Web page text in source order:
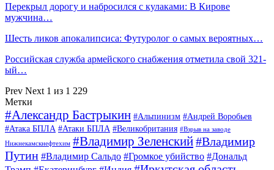
Перекрыл дорогу и набросился с кулаками: В Кирове
мужчина…
Шесть ликов апокалипсиса: Футуролог о самых вероятных…
Российская служба армейского снабжения отметила свой 321-
ый…
Prev Next 1 из 1 229
Метки
#Александр Бастрыкин #Альпинизм #Андрей Воробьев
#Атака БПЛА #Атаки БПЛА #Великобритания #Взрыв на заводе
Нижнекамскнефтехим #Владимир Зеленский#Владимир
Путин #Владимир Сальдо #Громкое убийство #Дональд